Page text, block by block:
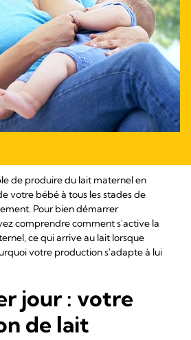
de produire du lait maternel en
votre bébé à tous les stades de
Pour bien démarrer
comprendre comment s'active la
ce qui arrive au lait lorsque
votre production s'adapte à lui
jour : votre
de lait